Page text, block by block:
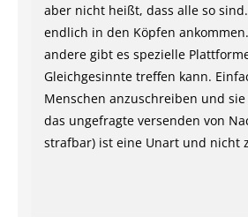
aber nicht heißt, dass alle so
endlich in den Köpfen
andere gibt es spezielle
Gleichgesinnte treffen kann.
Menschen anzuschreiben und
das ungefragte versenden von
strafbar) ist eine Unart und nicht